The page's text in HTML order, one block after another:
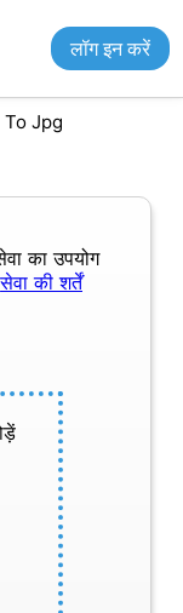
लॉग इन करें
Jpg
का उपयोग
सेवा की शर्तें